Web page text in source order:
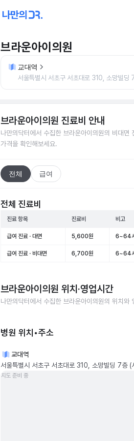
브라운아이의원
교대역
서울특별시 서초구 서초대로 310, 소망빌딩
브라운아이의원 진료비 안내
나만의닥터에서 수집한 브라운아이의원의 비대면
가격을 확인해보세요.
전체 급여
전체 진료비
진료 항목 진료비 비고
급여 진료 · 대면 5,600원 6~64
급여 진료 · 비대면 6,700원 6~64
브라운아이의원 위치·영업시간
나만의닥터에서 수집한 브라운아이의원의 위치와
병원 위치•주소
교대역
서울특별시 서초구 서초대로 310, 소망빌딩 7층 (
지도 준비 중